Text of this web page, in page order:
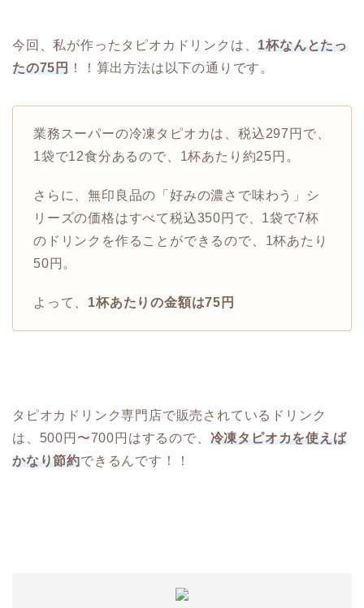
今回、私が作ったタピオカドリンクは、1杯なんとたっ
たの75円 ！！算出方法は以下の通りです。
業務スーパーの冷凍タピオカは、税込297円で、
1袋で12食分あるので、1杯あたり約25円。
さらに、無印良品の「好みの濃さで味わう」シ
リーズの価格はすべて税込350円で、1袋で7杯
のドリンクを作ることができるので、1杯あたり
50円。
よって、 1杯あたりの金額は75円
タピオカドリンク専門店で販売されているドリンク
は、500円〜700円はするので、 冷凍タピオカを使えば
かなり節約できるんです！！